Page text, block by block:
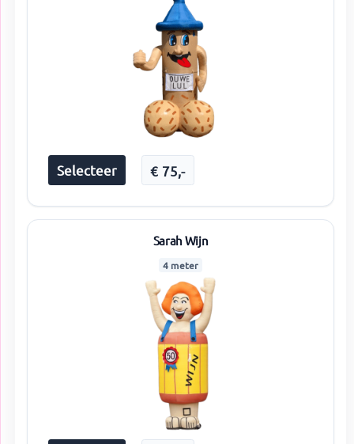
Selecteer € 75,-
Sarah Wijn
4 meter